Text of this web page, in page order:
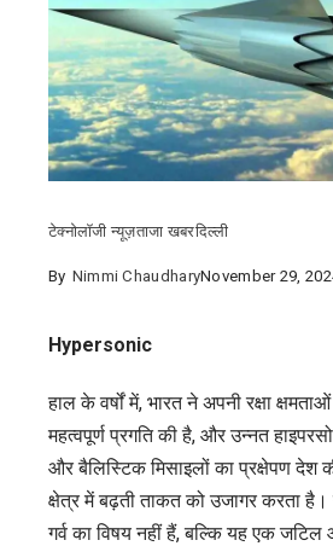
टेक्नोलॉजी न्यूज़ताजा खबरदिल्ली
By Nimmi ChaudharyNovember 29,
Hypersonic
हाल के वर्षों में, भारत ने अपनी रक्षा
महत्वपूर्ण प्रगति की है, और उन्नत
और बैलिस्टिक मिसाइलों का प्रक्षेपण देश
क्षेत्र में बढ़ती ताकत को उजागर करता है।
गर्व का विषय नहीं हैं, बल्कि यह एक